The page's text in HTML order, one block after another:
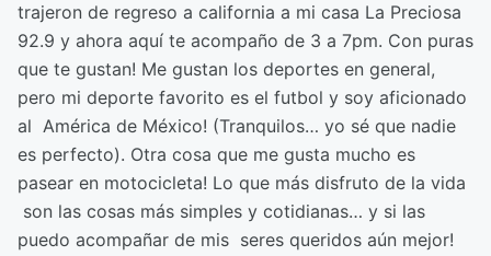
trajeron de regreso a california a mi casa La Preciosa
92.9 y ahora aquí te acompaño de 3 a 7pm. Con puras
que te gustan! Me gustan los deportes en general,
pero mi deporte favorito es el futbol y soy aficionado
al América de México! (Tranquilos… yo sé que nadie
es perfecto). Otra cosa que me gusta mucho es
pasear en motocicleta! Lo que más disfruto de la vida
son las cosas más simples y cotidianas… y si las
puedo acompañar de mis seres queridos aún mejor!